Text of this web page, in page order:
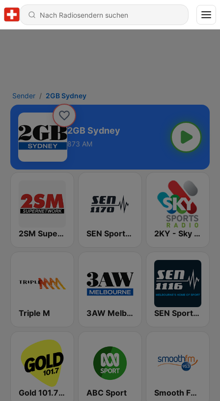
Sender 2GB Sydney
2GB Sydney
873 AM
2SM Super Radio SEN Sports 1170 Sydney 2KY - Sky Sports Radio
Triple M 3AW Melbourne SEN Sports 1116 AM
Gold 101.7 FM ABC Sport Smooth FM 95.3 Sydney